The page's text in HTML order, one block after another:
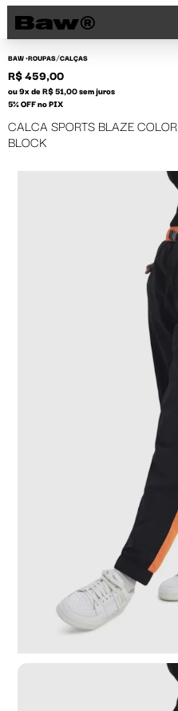
BAW •ROUPAS/CALÇAS
R$ 459,00
ou 9x de R$ 51,00 sem juros
5% OFF no PIX
CALCA SPORTS BLAZE COLOR
BLOCK